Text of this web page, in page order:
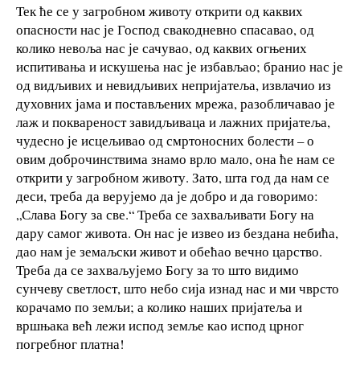
Тек ће се у загробном животу открити од каквих
опасности нас је Господ свакодневно спасавао, од
колико невоља нас је сачувао, од каквих огњених
испитивања и искушења нас је избављао; бранио нас је
од видљивих и невидљивих непријатеља, извлачио из
духовних јама и постављених мрежа, разобличавао је
лаж и поквареност завидљиваца и лажних пријатеља,
чудесно је исцељивао од смртоносних болести – о
овим доброчинствима знамо врло мало, она ће нам се
открити у загробном животу. Зато, шта год да нам се
деси, треба да верујемо да је добро и да говоримо:
„Слава Богу за све.“ Треба се захваљивати Богу на
дару самог живота. Он нас је извео из бездана небића,
дао нам је земаљски живот и обећао вечно царство.
Треба да се захваљујемо Богу за то што видимо
сунчеву светлост, што небо сија изнад нас и ми чврсто
корачамо по земљи; а колико наших пријатеља и
вршњака већ лежи испод земље као испод црног
погребног платна!